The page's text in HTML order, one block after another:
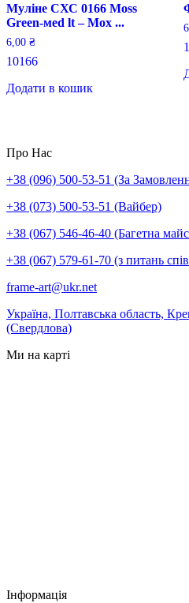
Муліне СХС 0166 Moss
Green-меd lt – Мох ...
6,00 ₴
10166
Додати в кошик
Про Нас
+38 (096) 500-53-51 (За
+38 (073) 500-53-51 (Вайбер)
+38 (067) 546-46-40 (Багетна
+38 (067) 579-61-70 (з питань
frame-art@ukr.net
Україна, Полтавська область,
(Свердлова)
Ми на карті
Інформація